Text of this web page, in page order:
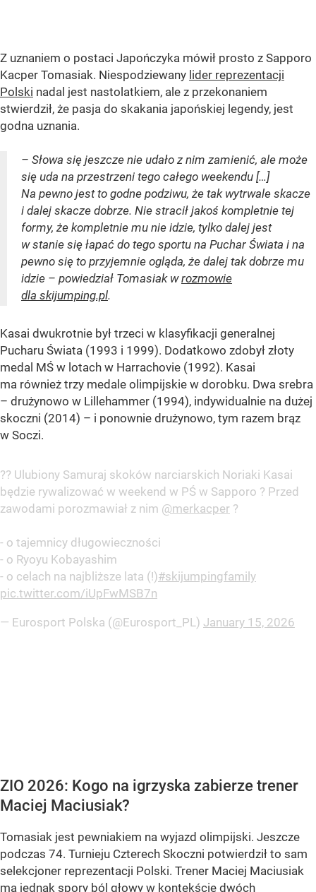
Z uznaniem o postaci Japończyka mówił prosto z Sapporo
Kacper Tomasiak. Niespodziewany lider reprezentacji
Polski nadal jest nastolatkiem, ale z przekonaniem
stwierdził, że pasja do skakania japońskiej legendy, jest
godna uznania.
– Słowa się jeszcze nie udało z nim zamienić, ale może
się uda na przestrzeni tego całego weekendu […]
Na pewno jest to godne podziwu, że tak wytrwale skacze
i dalej skacze dobrze. Nie stracił jakoś kompletnie tej
formy, że kompletnie mu nie idzie, tylko dalej jest
w stanie się łapać do tego sportu na Puchar Świata i na
pewno się to przyjemnie ogląda, że dalej tak dobrze mu
idzie – powiedział Tomasiak wrozmowie
dla skijumping.pl.
Kasai dwukrotnie był trzeci w klasyfikacji generalnej
Pucharu Świata (1993 i 1999). Dodatkowo zdobył złoty
medal MŚ w lotach w Harrachovie (1992). Kasai
ma również trzy medale olimpijskie w dorobku. Dwa srebra
– drużynowo w Lillehammer (1994), indywidualnie na dużej
skoczni (2014) – i ponownie drużynowo, tym razem brąz
w Soczi.
?? Ulubiony Samuraj skoków narciarskich Noriaki Kasai
będzie rywalizować w weekend w PŚ w Sapporo ? Przed
zawodami porozmawiał z nim @merkacper ?️
- o tajemnicy długowieczności
- o Ryoyu Kobayashim
- o celach na najbliższe lata (!)#skijumpingfamily
pic.twitter.com/iUpFwMSB7n
— Eurosport Polska (@Eurosport_PL) January 15, 2026
ZIO 2026: Kogo na igrzyska zabierze trener
Maciej Maciusiak?
Tomasiak jest pewniakiem na wyjazd olimpijski. Jeszcze
podczas 74. Turnieju Czterech Skoczni potwierdził to sam
selekcjoner reprezentacji Polski. Trener Maciej Maciusiak
ma jednak spory ból głowy w kontekście dwóch